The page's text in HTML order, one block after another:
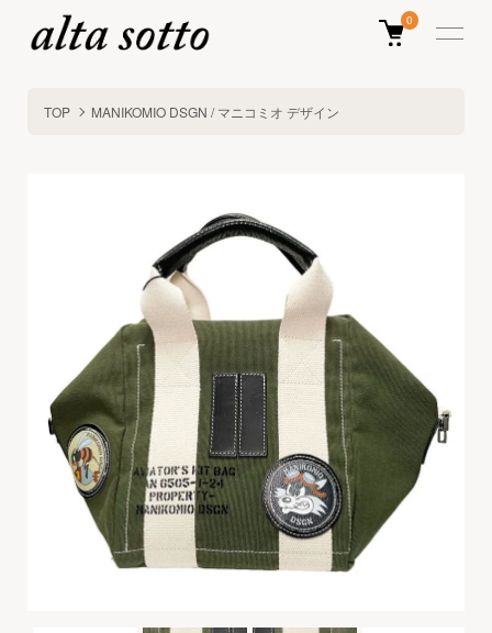
0
TOP MANIKOMIO DSGN / マニコミオ デザイン